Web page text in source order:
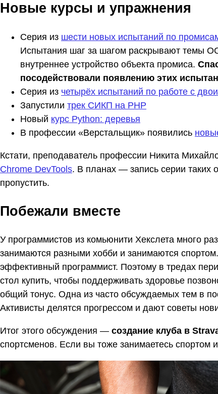
Новые курсы и упражнения
Серия из шести новых испытаний по
Испытания шаг за шагом раскрывают темы
внутреннее устройство объекта промиса.
посодействовали появлению этих
Серия из четырёх испытаний по работе с
Запустили трек СИКП на PHP
Новый курс Python: деревья
В профессии «Верстальщик» появились
Кстати, преподаватель профессии Никита
Chrome DevTools. В планах — запись серии таких
пропустить.
Побежали вместе
У программистов из комьюнити Хекслета много
занимаются разными хобби и занимаются
эффективный программист. Поэтому в тредах
стол купить, чтобы поддерживать здоровье
общий тонус. Одна из часто обсуждаемых тем в
Активисты делятся прогрессом и дают советы
Итог этого обсуждения — создание клуба в
спортсменов. Если вы тоже занимаетесь спортом